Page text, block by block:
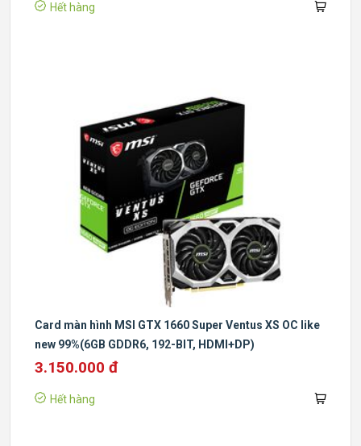
Hết hàng
Card màn hình MSI GTX 1660 Super Ventus XS OC like
new 99%(6GB GDDR6, 192-BIT, HDMI+DP)
3.150.000 đ
Hết hàng